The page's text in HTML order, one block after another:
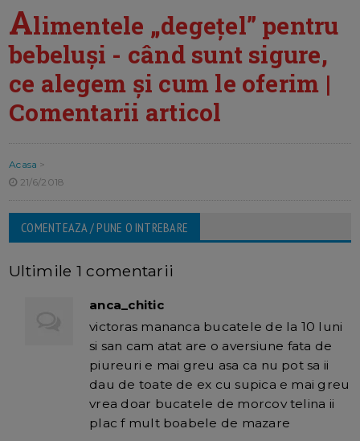
Alimentele „degețel” pentru
bebeluși - când sunt sigure,
ce alegem și cum le oferim |
Comentarii articol
Acasa >
21/6/2018
COMENTEAZA / PUNE O INTREBARE
Ultimile 1 comentarii
anca_chitic
victoras mananca bucatele de la 10 luni
si san cam atat are o aversiune fata de
piureuri e mai greu asa ca nu pot sa ii
dau de toate de ex cu supica e mai greu
vrea doar bucatele de morcov telina ii
plac f mult boabele de mazare